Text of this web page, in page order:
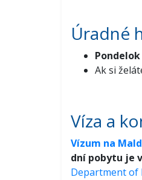
Úradné
Pondelok
Ak si
Víza a
Vízum na
dní pobytu je
Department of